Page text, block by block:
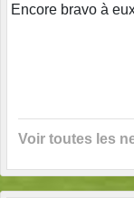
Encore bravo à
Voir toutes les